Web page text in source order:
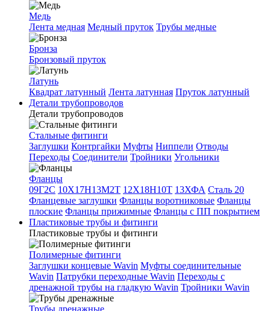
Медь
Лента медная Медный пруток Трубы медные
Бронза
Бронзовый пруток
Латунь
Квадрат латунный Лента латунная Пруток латунный
Детали трубопроводов
Детали трубопроводов
Стальные фитинги
Заглушки Контргайки Муфты Ниппели Отводы
Переходы Соединители Тройники Угольники
Фланцы
09Г2С 10Х17Н13М2Т 12Х18Н10Т 13ХФА Сталь 20
Фланцевые заглушки Фланцы воротниковые Фланцы
плоские Фланцы прижимные Фланцы с ПП покрытием
Пластиковые трубы и фитинги
Пластиковые трубы и фитинги
Полимерные фитинги
Заглушки концевые Wavin Муфты соединительные
Wavin Патрубки переходные Wavin Переходы с
дренажной трубы на гладкую Wavin Тройники Wavin
Трубы дренажные